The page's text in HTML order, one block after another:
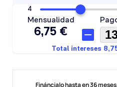
Fináncialo hasta en 36 meses